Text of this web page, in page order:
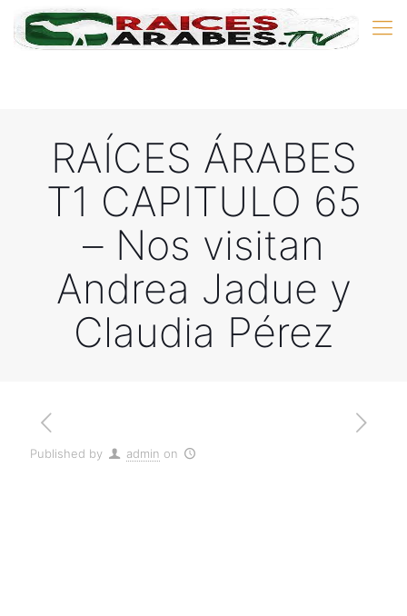
RAÍCES ÁRABES
T1 CAPITULO 65
– Nos visitan
Andrea Jadue y
Claudia Pérez
Published by admin on